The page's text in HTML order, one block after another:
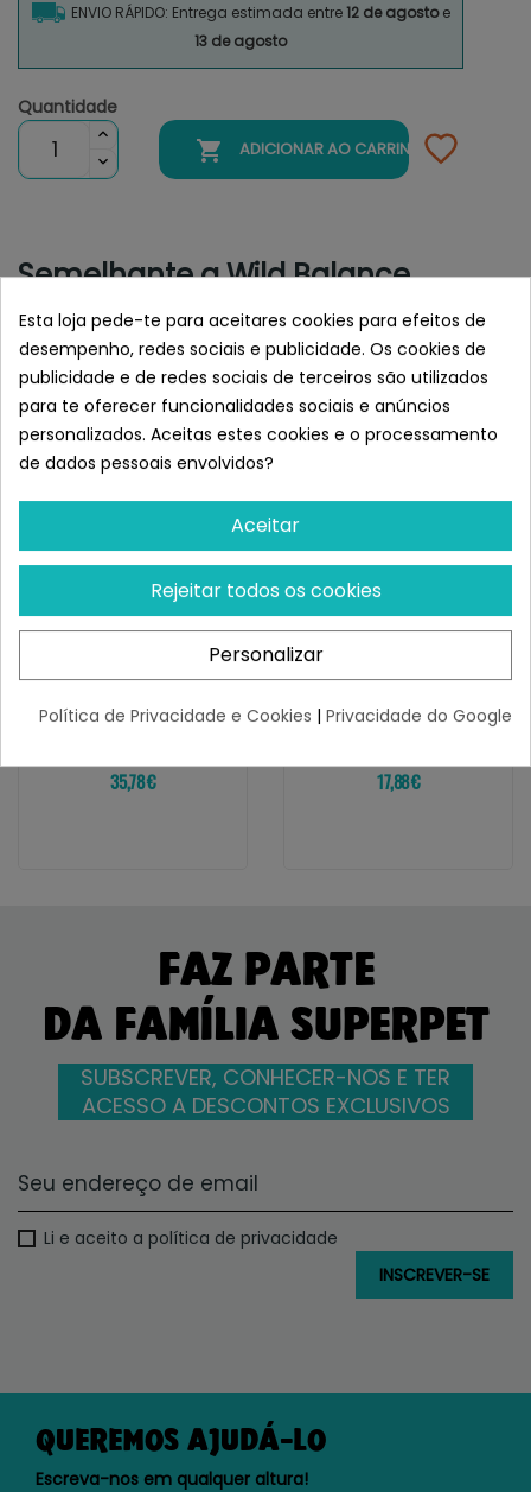
ENVIO RÁPIDO: Entrega estimada entre12 de agostoe
13 de agosto
Quantidade
 ADICIONAR AO CARRINHO
Semelhante a Wild Balance
CÁSCARA DE ESCARAMUJO
suplemento para perros y gatos
¡Últimas produtos!
35,78 €
NORTE Para...
¡Últimas produtos!
17,88 €
FAZ PARTE
DA FAMÍLIA SUPERPET
SUBSCREVER, CONHECER-NOS E TER
ACESSO A DESCONTOS EXCLUSIVOS
Li e aceito a política de privacidade
QUEREMOS AJUDÁ-LO
Escreva-nos em qualquer altura!
Esta loja pede-te para aceitares cookies para efeitos de
desempenho, redes sociais e publicidade. Os cookies de
publicidade e de redes sociais de terceiros são utilizados
para te oferecer funcionalidades sociais e anúncios
personalizados. Aceitas estes cookies e o processamento
de dados pessoais envolvidos?
Aceitar
Rejeitar todos os cookies
Personalizar
Política de Privacidade e Cookies | Privacidade do Google